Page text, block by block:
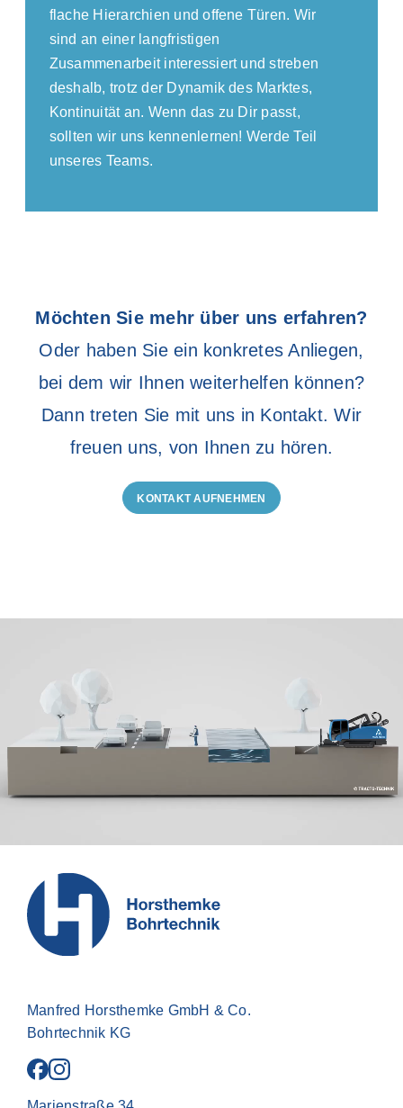
flache Hierarchien und offene Türen. Wir
sind an einer langfristigen
Zusammenarbeit interessiert und streben
deshalb, trotz der Dynamik des Marktes,
Kontinuität an. Wenn das zu Dir passt,
sollten wir uns kennenlernen! Werde Teil
unseres Teams.
Möchten Sie mehr über uns erfahren?
Oder haben Sie ein konkretes Anliegen,
bei dem wir Ihnen weiterhelfen können?
Dann treten Sie mit uns in Kontakt. Wir
freuen uns, von Ihnen zu hören.
KONTAKT AUFNEHMEN
Manfred Horsthemke GmbH & Co.
Bohrtechnik KG